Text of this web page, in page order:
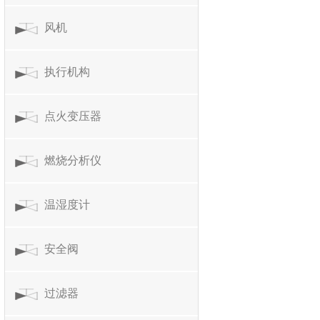
风机
执行机构
点火变压器
燃烧分析仪
温湿度计
安全阀
过滤器